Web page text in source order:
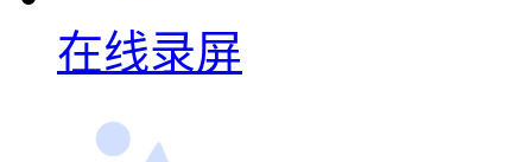
不错
很方便，一下就可以合